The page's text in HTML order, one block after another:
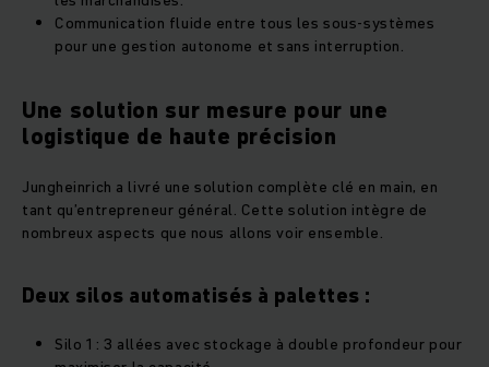
Communication fluide entre tous les sous-systèmes
pour une gestion autonome et sans interruption.
Une solution sur mesure pour une
logistique de haute précision
Jungheinrich a livré une solution complète clé en main, en
tant qu’entrepreneur général. Cette solution intègre de
nombreux aspects que nous allons voir ensemble.
Deux silos automatisés à palettes :
Silo 1 : 3 allées avec stockage à double profondeur pour